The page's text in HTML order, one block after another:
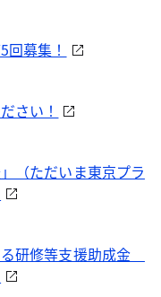
募集！
さい！
（ただいま東京プラ
研修等支援助成金